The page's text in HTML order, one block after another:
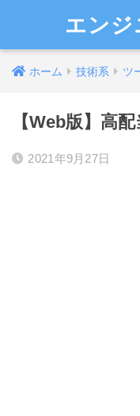
エン
ホーム 技術系 ツ
【Web版】高
2021年9月27日